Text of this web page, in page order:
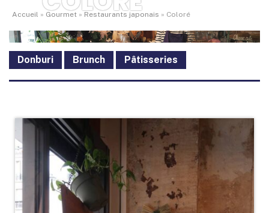
Accueil » Gourmet » Restaurants japonais » Coloré
Donburi Brunch Pâtisseries